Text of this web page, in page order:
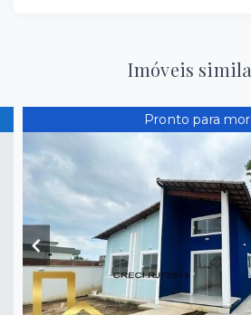
Imóveis
Pronto para